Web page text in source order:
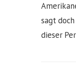
sagt
dieser